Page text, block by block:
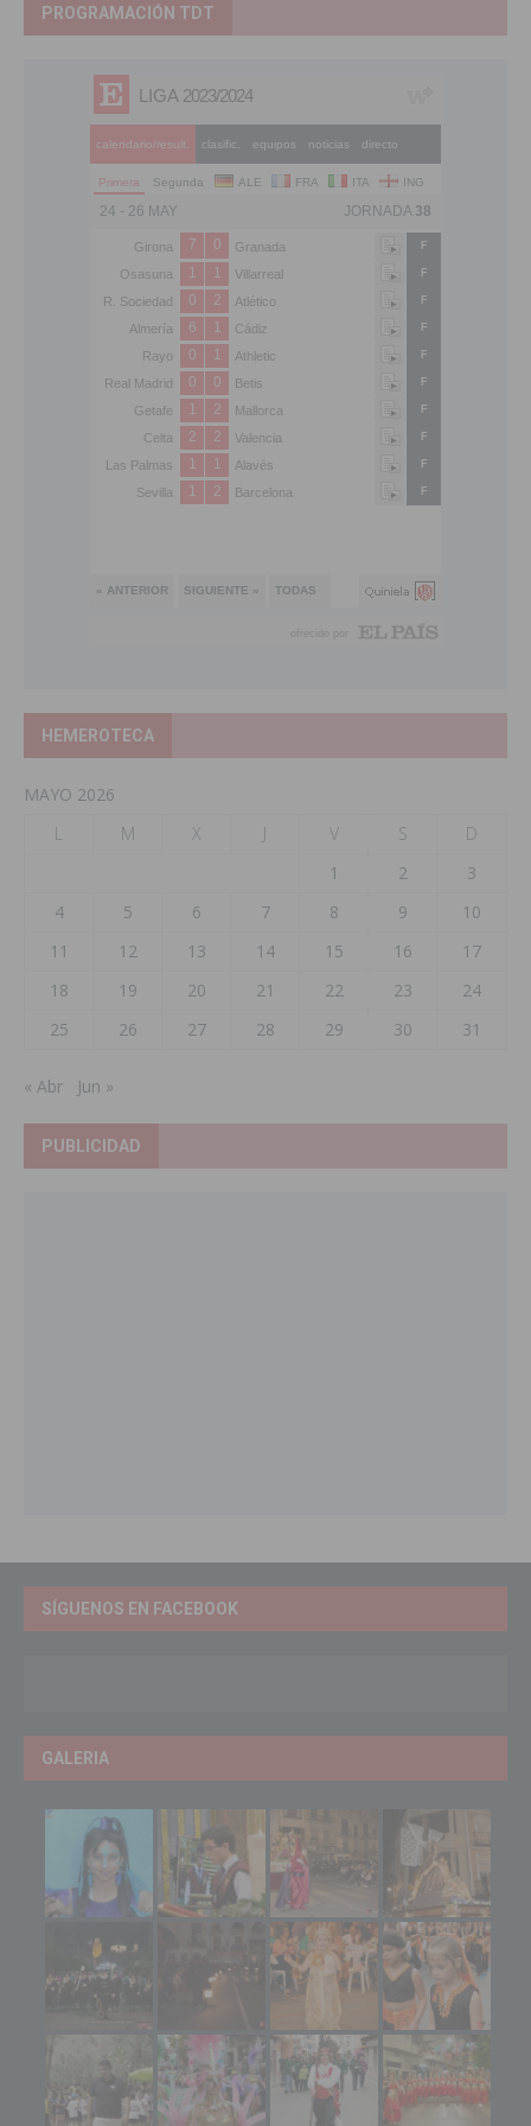
PROGRAMACIÓN TDT
HEMEROTECA
MAYO 2026
L
M X J V S
D
1
2
3
4
5 6 7 8 9
10
11
12 13 14 15 16
17
18
19 20 21 22 23
24
25
26 27 28 29 30 31
« Abr Jun »
PUBLICIDAD
SÍGUENOS EN FACEBOOK
GALERIA